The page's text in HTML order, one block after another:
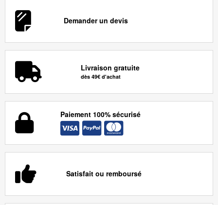
Demander un devis
Livraison gratuite
dès 49€ d'achat
Paiement 100% sécurisé
Satisfait ou remboursé